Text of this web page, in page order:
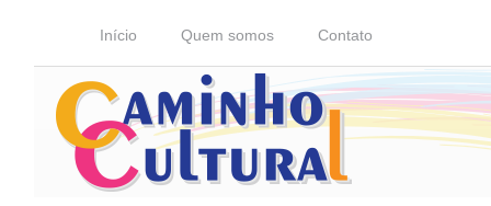
Início Quem somos Contato